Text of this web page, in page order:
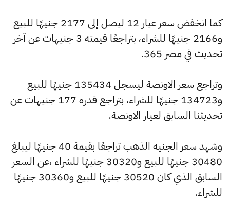
كما انخفض سعر عيار 12 ليصل إلى 2177 جنيهًا للبيع
و2166 جنيهًا للشراء، بتراجعًا قيمته 3 جنيهات عن آخر
تحديث في مصر 365.
وتراجع سعر الاونصة ليسجل 135434 جنيهًا للبيع
و134723 جنيهًا للشراء، بتراجع قدره 177 جنيهات عن
تحديثنا السابق لعيار الاونصة.
وشهد سعر الجنيه الذهب تراجعًا بقيمة 40 جنيهًا ليبلغ
30480 جنيهًا للبيع و30320 جنيهًا للشراء ،عن السعر
السابق الذي كان 30520 جنيهًا للبيع و30360 جنيهًا
للشراء.